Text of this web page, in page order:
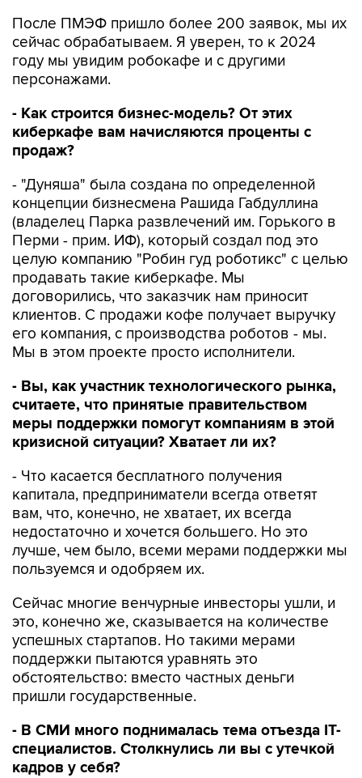
После ПМЭФ пришло более 200 заявок, мы их
сейчас обрабатываем. Я уверен, то к 2024
году мы увидим робокафе и с другими
персонажами.
- Как строится бизнес-модель? От этих
киберкафе вам начисляются проценты с
продаж?
- "Дуняша" была создана по определенной
концепции бизнесмена Рашида Габдуллина
(владелец Парка развлечений им. Горького в
Перми - прим. ИФ), который создал под это
целую компанию "Робин гуд роботикс" с целью
продавать такие киберкафе. Мы
договорились, что заказчик нам приносит
клиентов. С продажи кофе получает выручку
его компания, с производства роботов - мы.
Мы в этом проекте просто исполнители.
- Вы, как участник технологического рынка,
считаете, что принятые правительством
меры поддержки помогут компаниям в этой
кризисной ситуации? Хватает ли их?
- Что касается бесплатного получения
капитала, предприниматели всегда ответят
вам, что, конечно, не хватает, их всегда
недостаточно и хочется большего. Но это
лучше, чем было, всеми мерами поддержки мы
пользуемся и одобряем их.
Сейчас многие венчурные инвесторы ушли, и
это, конечно же, сказывается на количестве
успешных стартапов. Но такими мерами
поддержки пытаются уравнять это
обстоятельство: вместо частных деньги
пришли государственные.
- В СМИ много поднималась тема отъезда IT-
специалистов. Столкнулись ли вы с утечкой
кадров у себя?